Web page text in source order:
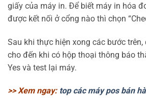
giấy của máy in. Để biết máy in hóa
được kết nối ở cổng nào thì chọn
Sau khi thực hiện xong các bước trên,
cho đến khi có hộp thoại thông báo
Yes và test lại máy.
>> Xem ngay: top các máy pos bán